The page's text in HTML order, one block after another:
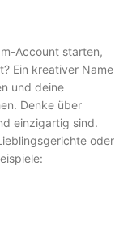
Account starten,
Ein kreativer Name
und deine
Denke über
einzigartig sind.
oder